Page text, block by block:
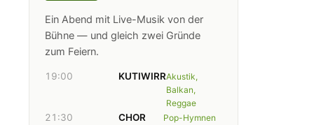
Ein Abend mit Live-Musik von der
Bühne — und gleich zwei Gründe
zum Feiern.
19:00 KUTIWIRRAkustik,
Balkan,
Reggae
21:30
CHOR
Pop-Hymnen